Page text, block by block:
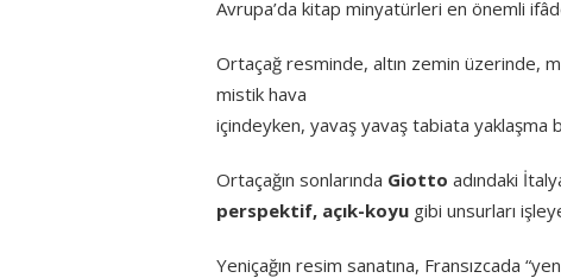
Avrupa’da kitap minyatürleri en önemli
Ortaçağ resminde, altın zemin üzerinde,
mistik hava
içindeyken, yavaş yavaş tabiata yaklaşma
Ortaçağın sonlarında Giotto adındaki
perspektif, açık-koyu gibi unsurları
Yeniçağın resim sanatına, Fransızcada